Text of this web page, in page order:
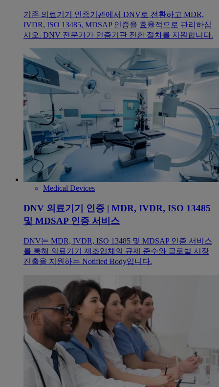
기존 의료기기 인증기관에서 DNV로 전환하고 MDR,
IVDR, ISO 13485, MDSAP 인증을 효율적으로 관리하십
시오. DNV 전문가가 인증기관 전환 절차를 지원합니다.
Medical Devices
DNV 의료기기 인증 | MDR, IVDR, ISO 13485
및 MDSAP 인증 서비스
DNV는 MDR, IVDR, ISO 13485 및 MDSAP 인증 서비스
를 통해 의료기기 제조업체의 규제 준수와 글로벌 시장
진출을 지원하는 Notified Body입니다.